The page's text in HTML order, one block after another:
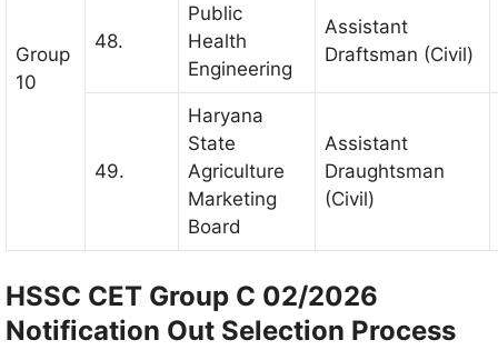
Group
10
48.
Public
Health
Engineering
Assistant
Draftsman (Civil)
49.
Haryana
State
Agriculture
Marketing
Board
Assistant
Draughtsman
(Civil)
HSSC CET Group C 02/2026
Notification Out Selection Process